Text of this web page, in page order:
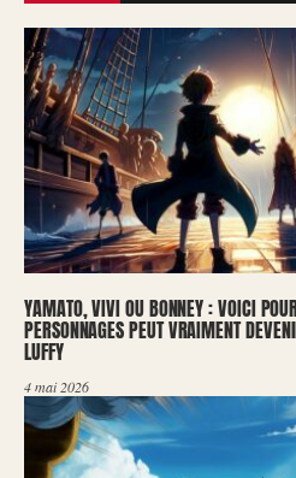
YAMATO, VIVI OU BONNEY : VOICI
PERSONNAGES PEUT VRAIMENT
LUFFY
4 mai 2026